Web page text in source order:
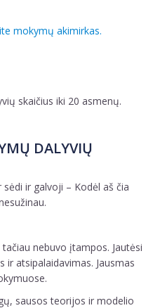
mokymų akimirkas.
skaičius iki 20 asmenų.
DALYVIŲ
ir galvoji – Kodėl aš čia
nebuvo įtampos. Jautėsi
ir atsipalaidavimas. Jausmas
sausos teorijos ir modelio